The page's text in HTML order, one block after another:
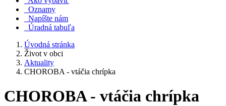
Oznamy
Napíšte nám
Úradná tabuľa
Úvodná stránka
Život v obci
Aktuality
CHOROBA - vtáčia chrípka
CHOROBA - vtáčia chrípka